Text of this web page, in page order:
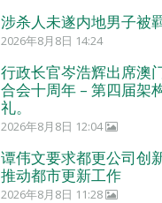
涉杀人未遂内地男子被
2026年8月8日 14:24
行政长官岑浩辉出席澳
合会十周年 – 第四届架
礼。
2026年8月8日 12:04
谭伟文要求都更公司创
推动都市更新工作
2026年8月8日 11:28